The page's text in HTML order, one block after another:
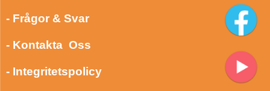
- Frågor & Svar
- Kontakta Oss
- Integritetspolicy